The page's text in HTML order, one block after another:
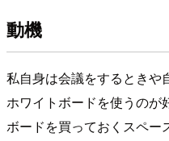
動機
私自身は会議をするときや
ホワイトボードを使うのが
ボードを買っておくスペー